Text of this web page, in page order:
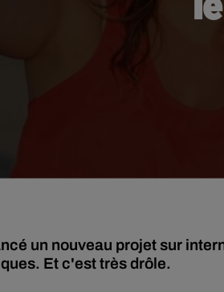
un nouveau projet sur
Et c'est très drôle.